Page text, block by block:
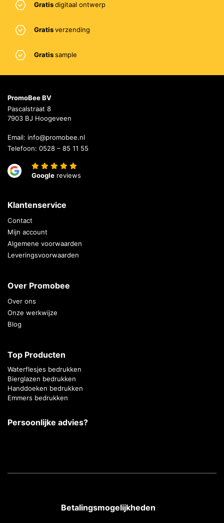
Gratisdigitaal ontwerp
Gratisverzending
Gratissample
PromoBee BV
Pascalstraat 8
7903 BJ Hoogeveen
Email: info@promobee.nl
Telefoon: 0528 – 85 11 55
Google reviews
Klantenservice
Contact
Mijn account
Algemene voorwaarden
Leveringsvoorwaarden
Over Promobee
Over ons
Onze werkwijze
Blog
Top Producten
Waterflesjes bedrukken
Bierglazen bedrukken
Handdoeken bedrukken
Emmers bedrukken
Persoonlijke advies?
Betalingsmogelijkheden